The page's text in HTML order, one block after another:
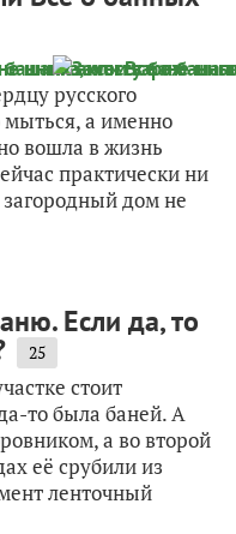
русского
мыться, а именно
вошла в жизнь
практически ни
дом не
Если да, то
25
стоит
то была баней. А
а во второй
её срубили из
ленточный